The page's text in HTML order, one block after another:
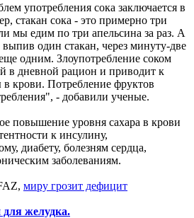
употребления сока заключается в
стакан сока - это примерно три
мы едим по три апельсина за раз. А
выпив один стакан, через минуту-две
одним. Злоупотребление соком
в дневной рацион и приводит к
в крови. Потребление фруктов
- добавили ученые.
повышение уровня сахара в крови
к инсулину,
диабету, болезням сердца,
заболеваниям.
миру грозит дефицит
желудка.